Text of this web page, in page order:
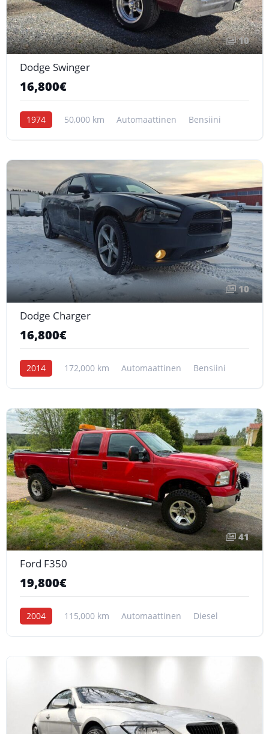
10
Dodge Swinger
16,800€
1974 50,000 km Automaattinen Bensiini
10
Dodge Charger
16,800€
2014 172,000 km Automaattinen Bensiini
41
Ford F350
19,800€
2004 115,000 km Automaattinen Diesel